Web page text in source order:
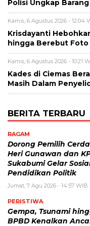
Polisi Ungkap
Kamis, 6 Agustus 2026 - 12:04
Krisdayanti
hingga Berebut Foto
Kamis, 6 Agustus 2026 - 10:21
Kades di Ciemas
Masih Dalam
BERITA TERBARU
RAGAM
Dorong Pemilih
Heri Gunawan dan
Sukabumi Gelar
Pendidikan Politik
Jumat, 7 Agu 2026 - 14:57 WIB
PERISTIWA
Gempa, Tsunami
BPBD Kenalkan